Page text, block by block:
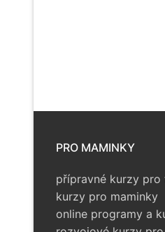
PRO MAMINKY
přípravné kurzy pro
kurzy pro maminky
online programy a